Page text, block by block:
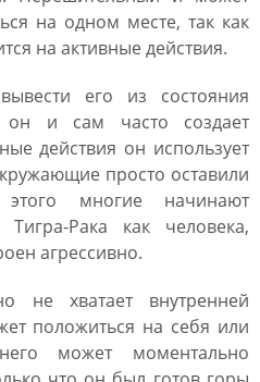
на одном месте, так как
на активные действия.
его из состояния
он и сам часто создает
действия он использует
просто оставили
многие начинают
Рака как человека,
агрессивно.
не хватает внутренней
положиться на себя или
может моментально